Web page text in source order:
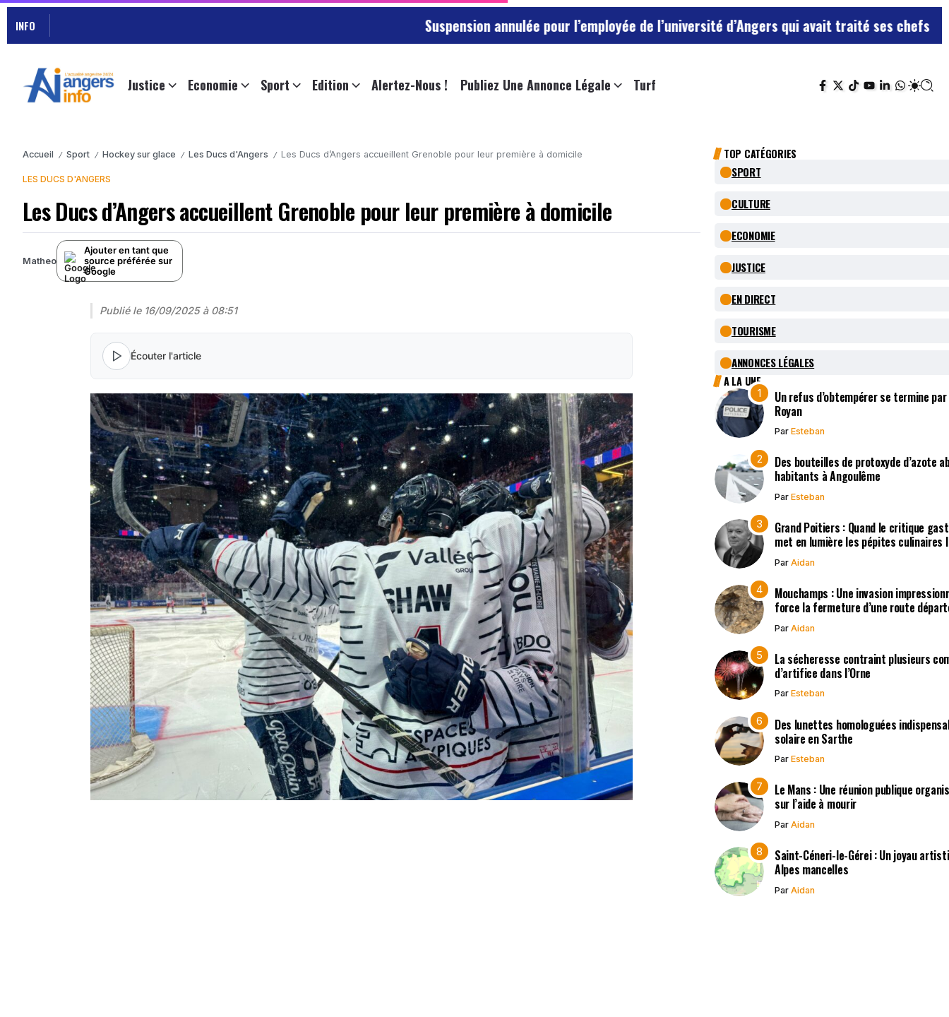
INFO Suspension annulée pour l’employée de l’université d’Angers qui avait traité ses chefs de “chiens”
Justice Economie Sport Edition Alertez-Nous ! Publiez Une Annonce Légale Turf
Accueil / Sport / Hockey sur glace / Les Ducs d'Angers / Les Ducs d’Angers accueillent Grenoble pour leur première à domicile
LES DUCS D'ANGERS
Les Ducs d’Angers accueillent Grenoble pour leur première à domicile
Matheo
Ajouter en tant que
source préférée sur
Google
Publié le 16/09/2025 à 08:51
Écouter l'article
TOP CATÉGORIES
SPORT
CULTURE
ECONOMIE
JUSTICE
EN DIRECT
TOURISME
ANNONCES LÉGALES
A LA UNE
Un refus d’obtempérer se termine
Royan
Par Esteban
Des bouteilles de protoxyde d’azote
habitants à Angoulême
Par Esteban
Grand Poitiers : Quand le critique
met en lumière les pépites culinaires
Par Aidan
Mouchamps : Une invasion
force la fermeture d’une route
Par Aidan
La sécheresse contraint plusieurs
d’artifice dans l’Orne
Par Esteban
Des lunettes homologuées
solaire en Sarthe
Par Esteban
Le Mans : Une réunion publique
sur l’aide à mourir
Par Aidan
Saint-Céneri-le-Gérei : Un joyau
Alpes mancelles
Par Aidan